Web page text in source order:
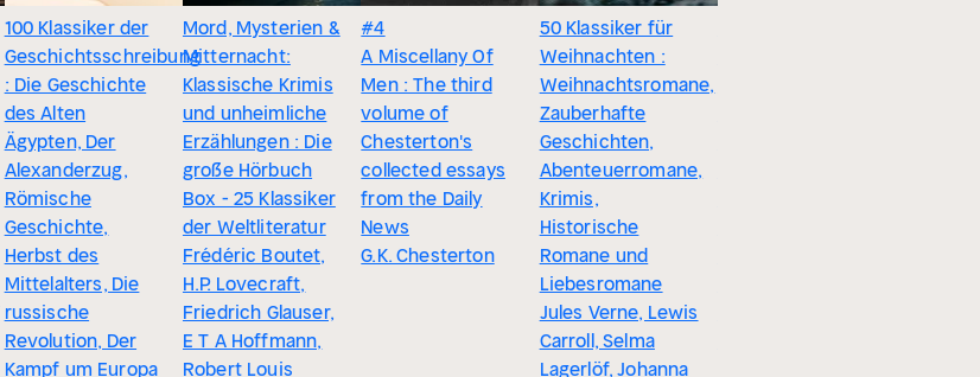
100 Klassiker der
Geschichtsschreibung
: Die Geschichte
des Alten
Ägypten, Der
Alexanderzug,
Römische
Geschichte,
Herbst des
Mittelalters, Die
russische
Revolution, Der
Kampf um Europa
Mord, Mysterien &
Mitternacht:
Klassische Krimis
und unheimliche
Erzählungen : Die
große Hörbuch
Box - 25 Klassiker
der Weltliteratur
Frédéric Boutet,
H.P. Lovecraft,
Friedrich Glauser,
E T A Hoffmann,
Robert Louis
#4
A Miscellany Of
Men : The third
volume of
Chesterton's
collected essays
from the Daily
News
G.K. Chesterton
50 Klassiker für
Weihnachten :
Weihnachtsromane,
Zauberhafte
Geschichten,
Abenteuerromane,
Krimis,
Historische
Romane und
Liebesromane
Jules Verne, Lewis
Carroll, Selma
Lagerlöf, Johanna